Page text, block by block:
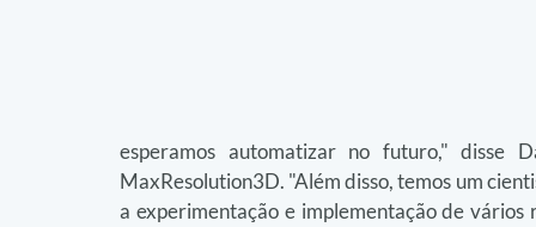
esperamos automatizar no futuro," disse
MaxResolution3D. "Além disso, temos um
a experimentação e implementação de vários